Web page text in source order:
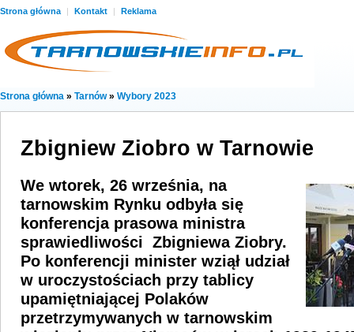
Strona główna | Kontakt | Reklama
Strona główna » Tarnów» Wybory 2023
Zbigniew Ziobro w Tarnowie
We wtorek, 26 września, na
tarnowskim Rynku odbyła się
konferencja prasowa ministra
sprawiedliwości Zbigniewa Ziobry.
Po konferencji minister wziął udział
w uroczystościach przy tablicy
upamiętniającej Polaków
przetrzymywanych w tarnowskim